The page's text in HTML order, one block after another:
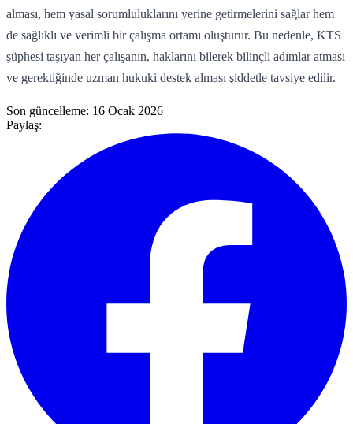
alması, hem yasal sorumluluklarını yerine getirmelerini sağlar hem
de sağlıklı ve verimli bir çalışma ortamı oluşturur. Bu nedenle, KTS
şüphesi taşıyan her çalışanın, haklarını bilerek bilinçli adımlar atması
ve gerektiğinde uzman hukuki destek alması şiddetle tavsiye edilir.
Son güncelleme: 16 Ocak 2026
Paylaş: